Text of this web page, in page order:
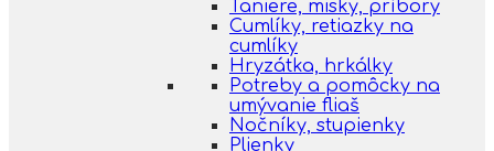
Taniere, misky, príbory
Cumlíky, retiazky na
cumlíky
Hryzátka, hrkálky
Potreby a pomôcky na
umývanie fliaš
Nočníky, stupienky
Plienky